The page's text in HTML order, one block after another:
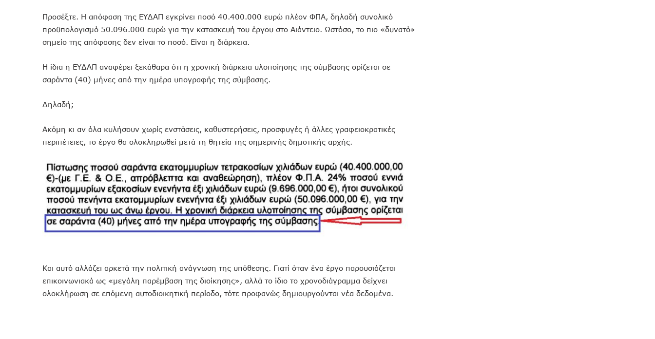
Προσέξτε. Η απόφαση της ΕΥΔΑΠ εγκρίνει ποσό 40.400.000 ευρώ πλέον ΦΠΑ, δηλαδή συνολικό
προϋπολογισμό 50.096.000 ευρώ για την κατασκευή του έργου στο Αιάντειο. Ωστόσο, το πιο «δυνατό»
σημείο της απόφασης δεν είναι το ποσό. Είναι η διάρκεια.
Η ίδια η ΕΥΔΑΠ αναφέρει ξεκάθαρα ότι η χρονική διάρκεια υλοποίησης της σύμβασης ορίζεται σε
σαράντα (40) μήνες από την ημέρα υπογραφής της σύμβασης.
Δηλαδή;
Ακόμη κι αν όλα κυλήσουν χωρίς ενστάσεις, καθυστερήσεις, προσφυγές ή άλλες γραφειοκρατικές
περιπέτειες, το έργο θα ολοκληρωθεί μετά τη θητεία της σημερινής δημοτικής αρχής.
Και αυτό αλλάζει αρκετά την πολιτική ανάγνωση της υπόθεσης. Γιατί όταν ένα έργο παρουσιάζεται
επικοινωνιακά ως «μεγάλη παρέμβαση της διοίκησης», αλλά το ίδιο το χρονοδιάγραμμα δείχνει
ολοκλήρωση σε επόμενη αυτοδιοικητική περίοδο, τότε προφανώς δημιουργούνται νέα δεδομένα.